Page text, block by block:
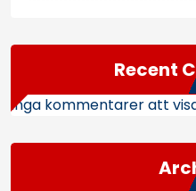
Recent
Inga kommentarer att